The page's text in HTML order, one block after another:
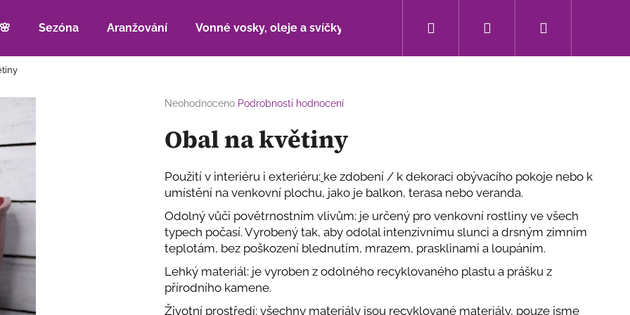
Sezóna Aranžování Vonné vosky, oleje a svíčky Bytové doplňky Sezónní novinky
Přihlášení
Průměrné
produktu
je
5
hvězdiček.
Neohodnoceno Podrobnosti hodnocení
Obal na květiny
Použití v interiéru i exteriéru: ke zdobení / k dekoraci obývacího pokoje nebo k
umístění na venkovní plochu, jako je balkon, terasa nebo veranda.
Odolný vůči povětrnostním vlivům: je určený pro venkovní rostliny ve všech
typech počasí. Vyrobený tak, aby odolal intenzivnímu slunci a drsným zimním
teplotám, bez poškození blednutím, mrazem, prasklinami a loupáním.
Lehký materiál: je vyroben z odolného recyklovaného plastu a prášku z
přírodního kamene.
Životní prostředí: všechny materiály jsou recyklované materiály, pouze jsme
Co potřebujete najít?
HLEDAT